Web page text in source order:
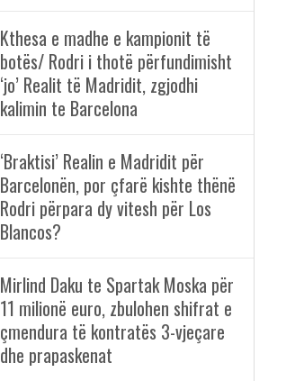
Kthesa e madhe e kampionit të
botës/ Rodri i thotë përfundimisht
‘jo’ Realit të Madridit, zgjodhi
kalimin te Barcelona
‘Braktisi’ Realin e Madridit për
Barcelonën, por çfarë kishte thënë
Rodri përpara dy vitesh për Los
Blancos?
Mirlind Daku te Spartak Moska për
11 milionë euro, zbulohen shifrat e
çmendura të kontratës 3-vjeçare
dhe prapaskenat